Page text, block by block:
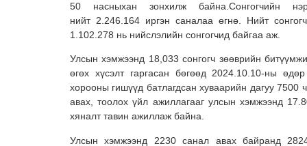
50 насныхан зонхилж байна.Сонгогчийн
нийт 2.246.164 иргэн саналаа өгнө. Нийт
1.102.278 нь нийслэлийн сонгогчид байгаа аж.
Улсын хэмжээнд 18,033 сонгогч зөөврийн
өгөх хүсэлт гаргасан бөгөөд 2024.10.10-ны
хорооны гишүүд батлагдсан хуваарийн дагуу 7500
авах, тоолох үйл ажиллагааг улсын хэмжээнд
хяналт тавин ажиллаж байна.
Улсын хэмжээнд 2230 санал авах байранд